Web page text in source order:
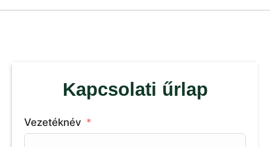
Kapcsolati űrlap
Vezetéknév